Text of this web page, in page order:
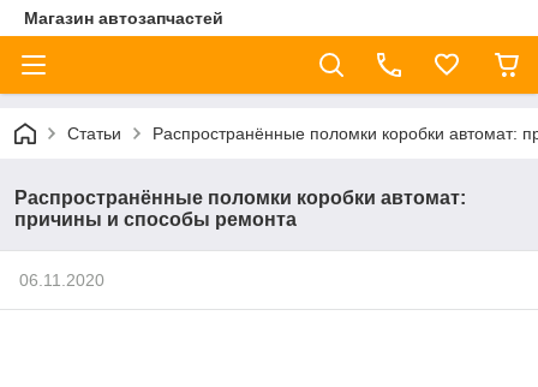
Магазин автозапчастей
Статьи Распространённые поломки коробки автомат:
Распространённые поломки коробки автомат:
причины и способы ремонта
06.11.2020